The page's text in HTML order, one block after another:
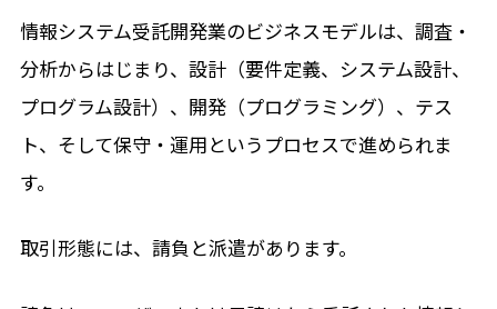
情報システム受託開発業のビジネスモデルは、調査・
分析からはじまり、設計（要件定義、システム設計、
プログラム設計）、開発（プログラミング）、テス
ト、そして保守・運用というプロセスで進められま
す。
取引形態には、請負と派遣があります。